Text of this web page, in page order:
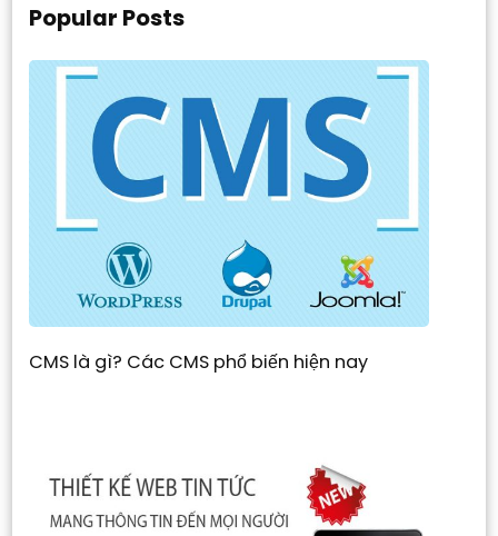
Popular Posts
CMS là gì? Các CMS phổ biến hiện nay